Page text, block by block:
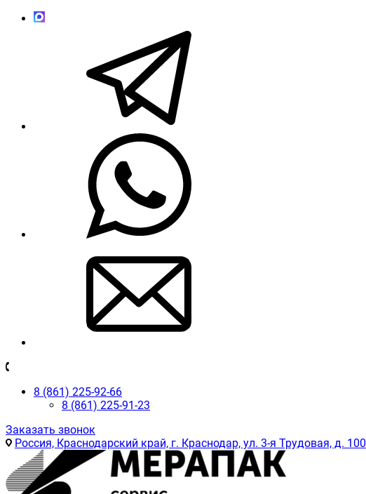
8 (861) 225-92-66
8 (861) 225-91-23
Заказать звонок
Россия, Краснодарский край, г. Краснодар, ул. 3-я Трудовая, д. 100